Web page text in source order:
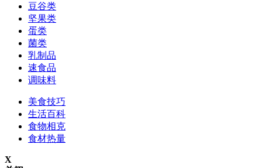
豆谷类
坚果类
蛋类
菌类
乳制品
速食品
调味料
美食技巧
生活百科
食物相克
食材热量
X